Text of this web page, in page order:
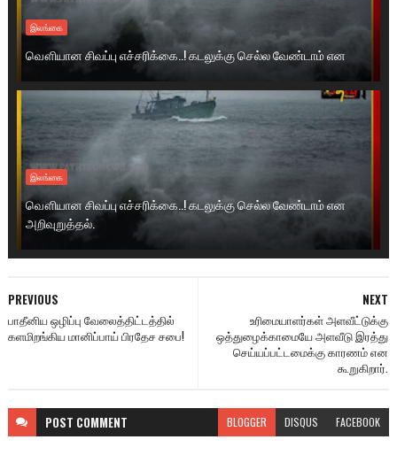
இலங்கை
வௌியான சிவப்பு எச்சரிக்கை..! கடலுக்கு செல்ல வேண்டாம் என
இலங்கை
வௌியான சிவப்பு எச்சரிக்கை..! கடலுக்கு செல்ல வேண்டாம் என
அறிவுறுத்தல்.
NEXT
உரிமையாளர்கள் அளவீட்டுக்கு
ஒத்துழைக்காமையே அளவீடு இரத்து
செய்யப்பட்டமைக்கு காரணம் என
கூறுகிறார்.
PREVIOUS
பாதீனிய ஒழிப்பு வேலைத்திட்டத்தில்
களமிறங்கிய மானிப்பாய் பிரதேச சபை!
POST COMMENT BLOGGER DISQUS FACEBOOK